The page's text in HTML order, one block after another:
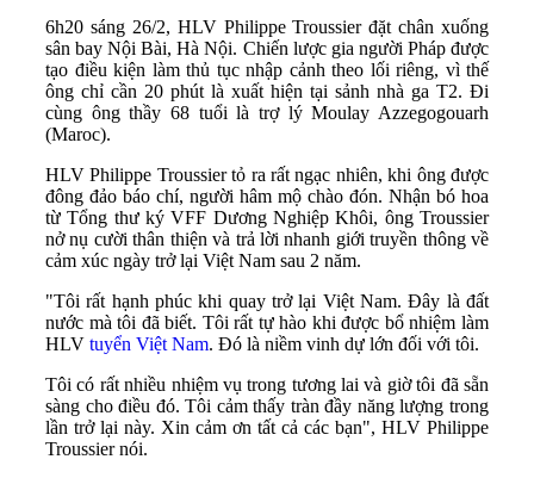
6h20 sáng 26/2, HLV Philippe Troussier đặt chân xuống
sân bay Nội Bài, Hà Nội. Chiến lược gia người Pháp được
tạo điều kiện làm thủ tục nhập cảnh theo lối riêng, vì thế
ông chỉ cần 20 phút là xuất hiện tại sảnh nhà ga T2. Đi
cùng ông thầy 68 tuổi là trợ lý Moulay Azzegogouarh
(Maroc).
HLV Philippe Troussier tỏ ra rất ngạc nhiên, khi ông được
đông đảo báo chí, người hâm mộ chào đón. Nhận bó hoa
từ Tổng thư ký VFF Dương Nghiệp Khôi, ông Troussier
nở nụ cười thân thiện và trả lời nhanh giới truyền thông về
cảm xúc ngày trở lại Việt Nam sau 2 năm.
"Tôi rất hạnh phúc khi quay trở lại Việt Nam. Đây là đất
nước mà tôi đã biết. Tôi rất tự hào khi được bổ nhiệm làm
HLV tuyển Việt Nam. Đó là niềm vinh dự lớn đối với tôi.
Tôi có rất nhiều nhiệm vụ trong tương lai và giờ tôi đã sẵn
sàng cho điều đó. Tôi cảm thấy tràn đầy năng lượng trong
lần trở lại này. Xin cảm ơn tất cả các bạn", HLV Philippe
Troussier nói.